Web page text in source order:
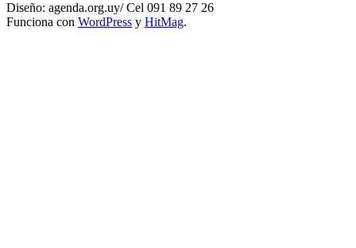
Diseño: agenda.org.uy/ Cel 091 89 27 26
Funciona con WordPress y HitMag.